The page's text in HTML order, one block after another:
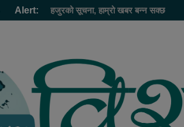
Alert: हजुरको सूचना, हाम्रो खबर बन्न सक्छ